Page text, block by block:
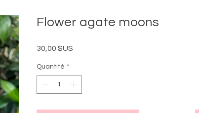
Flower agate moons
30,00 $US
Quantité *